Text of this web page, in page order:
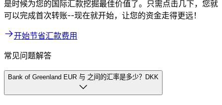
是时候为您的国际汇款挖掘最佳价值了。只需点击几下，您就
可以完成首次转账--现在就开始，让您的资金走得更远！
开始节省汇款费用
常见问题解答
Bank of Greenland EUR 与 之间的汇率是多少？DKK